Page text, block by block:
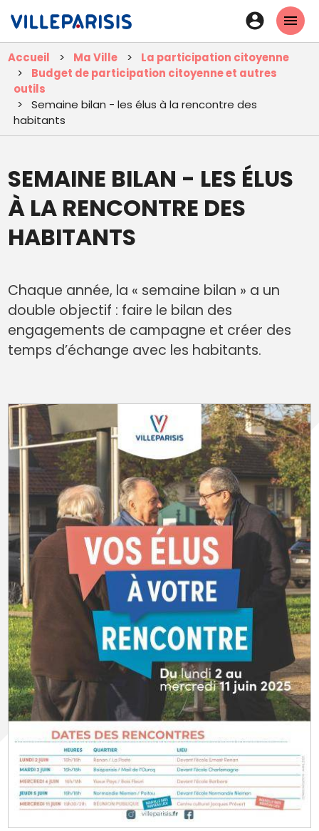
contenu
principal
En-
tête
-
Accueil Ma Ville
La participation citoyenne
Budget de participation citoyenne et autres
outils
Semaine bilan - les élus à la rencontre des
habitants
SEMAINE BILAN - LES ÉLUS
À LA RENCONTRE DES
HABITANTS
Chaque année, la « semaine bilan » a un
double objectif : faire le bilan des
engagements de campagne et créer des
temps d’échange avec les habitants.